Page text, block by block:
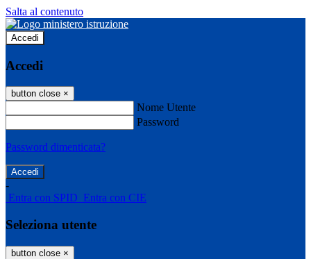
Salta al contenuto
Accedi
Accedi
button close ×
Nome Utente
Password
Password dimenticata?
-
Entra con SPID Entra con CIE
Seleziona utente
button close ×